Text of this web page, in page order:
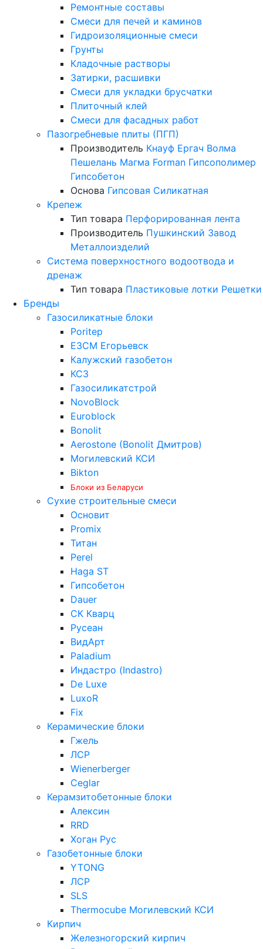
Ремонтные составы
Смеси для печей и каминов
Гидроизоляционные смеси
Грунты
Кладочные растворы
Затирки, расшивки
Смеси для укладки брусчатки
Плиточный клей
Смеси для фасадных работ
Пазогребневые плиты (ПГП)
Производитель Кнауф Ергач Волма
Пешелань Магма Forman Гипсополимер
Гипсобетон
Основа Гипсовая Силикатная
Крепеж
Тип товара Перфорированная лента
Производитель Пушкинский Завод
Металлоизделий
Система поверхностного водоотвода и
дренаж
Тип товара Пластиковые лотки Решетки
Бренды
Газосиликатные блоки
Poritep
ЕЗСМ Егорьевск
Калужский газобетон
КСЗ
Газосиликатстрой
NovoBlock
Euroblock
Bonolit
Aerostone (Bonolit Дмитров)
Могилевский КСИ
Bikton
Блоки из Беларуси
Сухие строительные смеси
Основит
Promix
Титан
Perel
Haga ST
Гипсобетон
Dauer
СК Кварц
Русеан
ВидАрт
Paladium
Индастро (Indastro)
De Luxe
LuxoR
Fix
Керамические блоки
Гжель
ЛСР
Wienerberger
Ceglar
Керамзитобетонные блоки
Алексин
RRD
Хоган Рус
Газобетонные блоки
YTONG
ЛСР
SLS
Thermocube Могилевский КСИ
Кирпич
Железногорский кирпич